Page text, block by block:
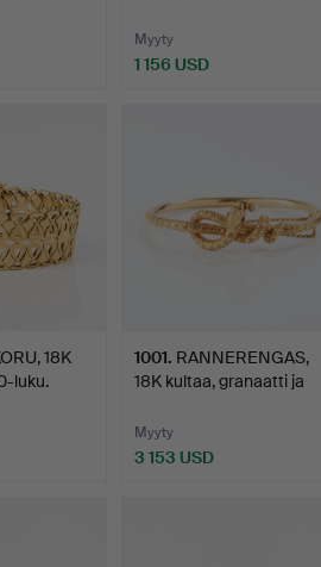
Myyty
1 156 USD
18K
luku.
1001. RANNERENGAS,
18K kultaa, granaatti ja
Myyty
3 153 USD